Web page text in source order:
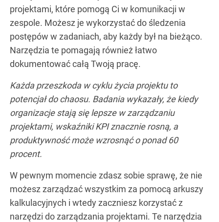
projektami, które pomogą Ci w komunikacji w
zespole. Możesz je wykorzystać do śledzenia
postępów w zadaniach, aby każdy był na bieżąco.
Narzędzia te pomagają również łatwo
dokumentować całą Twoją pracę.
Każda przeszkoda w cyklu życia projektu to
potencjał do chaosu. Badania wykazały, że kiedy
organizacje stają się lepsze w zarządzaniu
projektami, wskaźniki KPI znacznie rosną, a
produktywność może wzrosnąć o ponad 60
procent.
W pewnym momencie zdasz sobie sprawę, że nie
możesz zarządzać wszystkim za pomocą arkuszy
kalkulacyjnych i wtedy zaczniesz korzystać z
narzędzi do zarządzania projektami. Te narzędzia